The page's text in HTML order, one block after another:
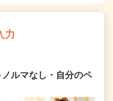
力
ルマなし・自分のペ